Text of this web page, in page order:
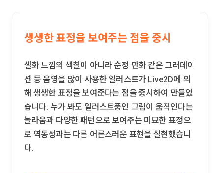
생생한 표정을 보여주는 점을 중시
셀화 느낌의 색칠이 아니라 순정 만화 같은 그러데이
션 등 음영을 많이 사용한 일러스트가 Live2D에 의
해 생생한 표정을 보여준다는 점을 중시하여 만들었
습니다. 누가 봐도 일러스트풍인 그림이 움직인다는
놀라움과 다양한 패턴으로 보여주는 미묘한 표정으
로 역동성과는 다른 어른스러운 표현을 실현했습니
다.